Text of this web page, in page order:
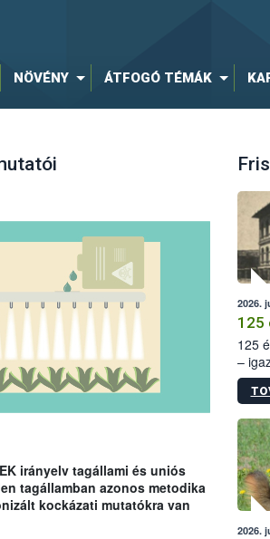
NÖVÉNY ÁTFOGÓ TÉMÁK
irányelv tagállami és uniós
tagállamban azonos metodika
kockázati mutatókra van
2026.
125
125
–
15.
2026.